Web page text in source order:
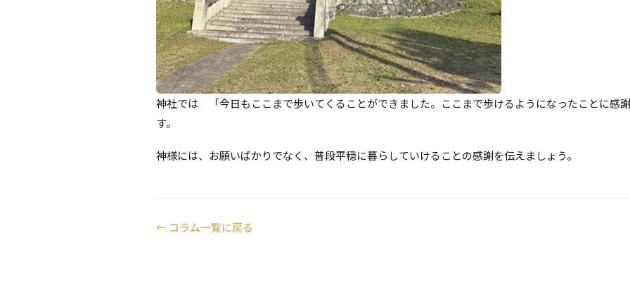
神社では 「今日もここまで歩いてくることができました。ここまで歩けるようになったことに感
す。
神様には、お願いばかりでなく、普段平穏に暮らしていけることの感謝を伝えましょう。
← コラム一覧に戻る